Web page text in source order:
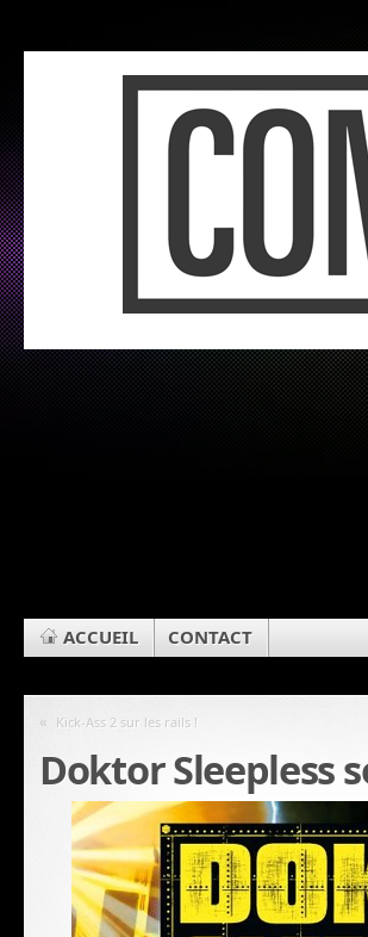
ACCUEIL CONTACT
« Kick-Ass 2 sur les rails !
Doktor Sleepless